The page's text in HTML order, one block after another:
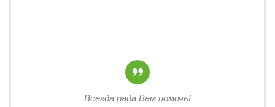
Всегда рада Вам помочь!